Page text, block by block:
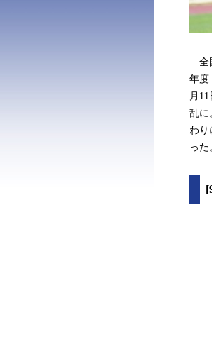
全
年度
月
乱に
わり
った